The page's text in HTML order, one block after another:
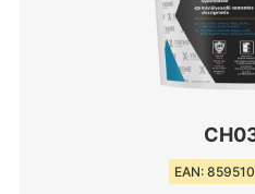
EAN: